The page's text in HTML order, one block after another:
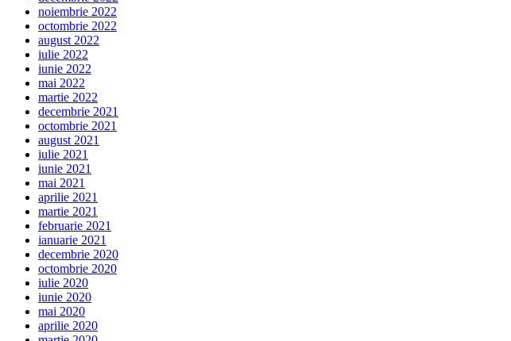
noiembrie 2022
octombrie 2022
august 2022
iulie 2022
iunie 2022
mai 2022
martie 2022
decembrie 2021
octombrie 2021
august 2021
iulie 2021
iunie 2021
mai 2021
aprilie 2021
martie 2021
februarie 2021
ianuarie 2021
decembrie 2020
octombrie 2020
iulie 2020
iunie 2020
mai 2020
aprilie 2020